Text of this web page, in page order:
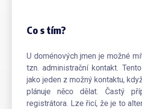
Co s tím?
U doménových jmen je možné
tzn. administrační kontakt.
jako jeden z možný kontaktu,
plánuje něco dělat. Častý
registrátora. Lze řicí, že je to